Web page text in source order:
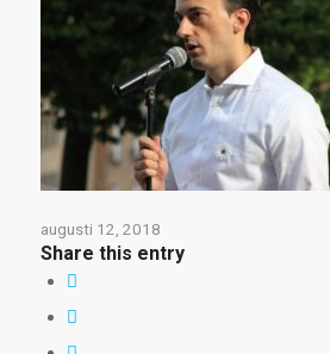
augusti 12, 2018
Share this entry